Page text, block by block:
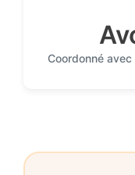
Coordonné